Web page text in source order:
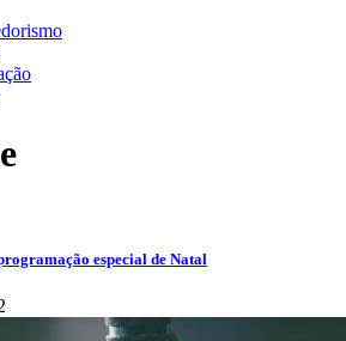
especial de Natal